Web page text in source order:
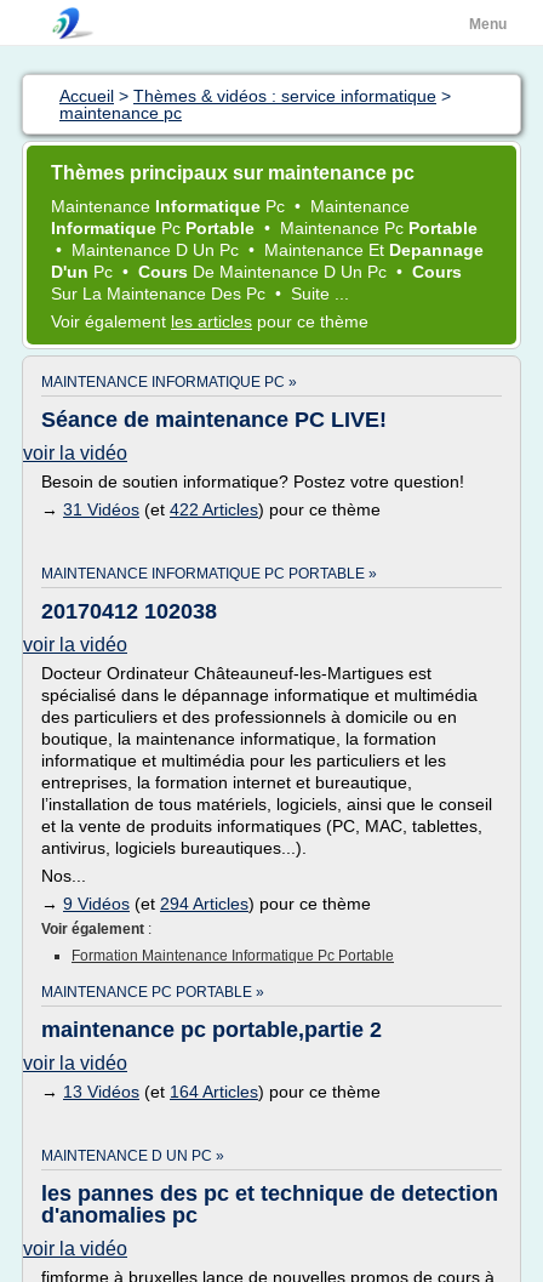
Menu
Accueil > Thèmes & vidéos : service informatique >
maintenance pc
Thèmes principaux sur maintenance pc
Maintenance Informatique Pc • Maintenance
Informatique Pc Portable • Maintenance Pc Portable
• Maintenance D Un Pc • Maintenance Et Depannage
D'un Pc • Cours De Maintenance D Un Pc • Cours
Sur La Maintenance Des Pc • Suite ...
Voir également les articles pour ce thème
MAINTENANCE INFORMATIQUE PC »
Séance de maintenance PC LIVE!
voir la vidéo
Besoin de soutien informatique? Postez votre question!
→ 31 Vidéos (et 422 Articles) pour ce thème
MAINTENANCE INFORMATIQUE PC PORTABLE »
20170412 102038
voir la vidéo
Docteur Ordinateur Châteauneuf-les-Martigues est
spécialisé dans le dépannage informatique et multimédia
des particuliers et des professionnels à domicile ou en
boutique, la maintenance informatique, la formation
informatique et multimédia pour les particuliers et les
entreprises, la formation internet et bureautique,
l’installation de tous matériels, logiciels, ainsi que le conseil
et la vente de produits informatiques (PC, MAC, tablettes,
antivirus, logiciels bureautiques...).
Nos...
→ 9 Vidéos (et 294 Articles) pour ce thème
Voir également :
Formation Maintenance Informatique Pc Portable
MAINTENANCE PC PORTABLE »
maintenance pc portable,partie 2
voir la vidéo
→ 13 Vidéos (et 164 Articles) pour ce thème
MAINTENANCE D UN PC »
les pannes des pc et technique de detection
d'anomalies pc
voir la vidéo
fimforme à bruxelles lance de nouvelles promos de cours à